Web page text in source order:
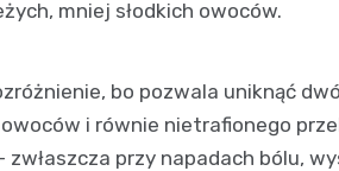
mniej słodkich owoców.
bo pozwala uniknąć
i równie nietrafionego
zwłaszcza przy napadach bólu,